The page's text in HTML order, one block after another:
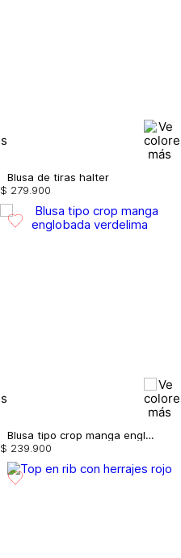
Blusa de tiras halter
$ 279 900
Blusa tipo crop manga englobada
$ 239 900